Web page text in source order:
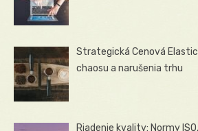
Strategická Cenová
chaosu a narušenia trhu
Riadenie kvality: Normy